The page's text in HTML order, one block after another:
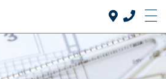
Top
トップ